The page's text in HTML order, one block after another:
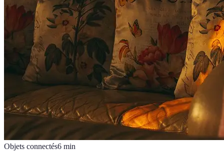
Objets connectés6 min